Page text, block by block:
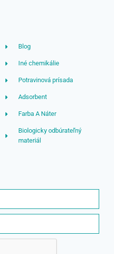
Blog
Iné chemikálie
Potravinová prísada
Adsorbent
Farba A Náter
Biologicky odbúrateľný
materiál